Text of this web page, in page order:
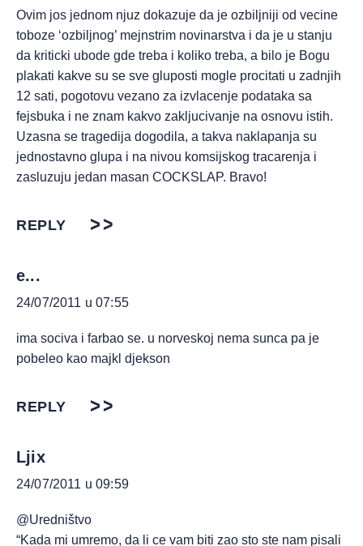
Ovim jos jednom njuz dokazuje da je ozbiljniji od vecine
toboze ‘ozbiljnog’ mejnstrim novinarstva i da je u stanju
da kriticki ubode gde treba i koliko treba, a bilo je Bogu
plakati kakve su se sve gluposti mogle procitati u zadnjih
12 sati, pogotovu vezano za izvlacenje podataka sa
fejsbuka i ne znam kakvo zakljucivanje na osnovu istih.
Uzasna se tragedija dogodila, a takva naklapanja su
jednostavno glupa i na nivou komsijskog tracarenja i
zasluzuju jedan masan COCKSLAP. Bravo!
REPLY
e...
24/07/2011 u 07:55
ima sociva i farbao se. u norveskoj nema sunca pa je
pobeleo kao majkl djekson
REPLY
Ljix
24/07/2011 u 09:59
@Uredništvo
“Kada mi umremo, da li ce vam biti zao sto ste nam pisali